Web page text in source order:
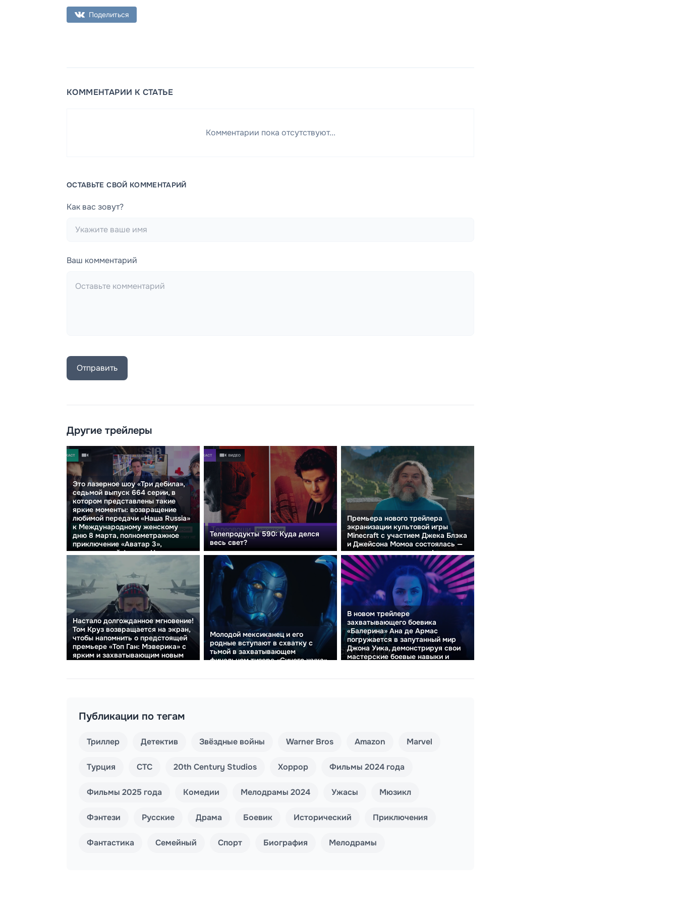
Поделиться
КОММЕНТАРИИ К СТАТЬЕ
Комментарии пока отсутствуют...
ОСТАВЬТЕ СВОЙ КОММЕНТАРИЙ
Как вас зовут?
Ваш комментарий
Отправить
Другие трейлеры
Это лазерное шоу «Три дебила»,
седьмой выпуск 664 серии, в
котором представлены такие
яркие моменты: возвращение
любимой передачи «Наша Russia»
к Международному женскому
дню 8 марта, полнометражное
приключение «Аватар 3»,
неожиданный фильм «Никому не
Телепродукты 590: Куда делся
весь свет?
Премьера нового трейлера
экранизации культовой игры
Minecraft с участием Джека Блэка
и Джейсона Момоа состоялась —
смотрите свежие кадры!
Настало долгожданное мгновение!
Том Круз возвращается на экран,
чтобы напомнить о предстоящей
премьере «Топ Ган: Мэверика» с
ярким и захватывающим новым
трейлером.
Молодой мексиканец и его
родные вступают в схватку с
тьмой в захватывающем
финальном тизере «Синего жука»
В новом трейлере
захватывающего боевика
«Балерина» Ана де Армас
погружается в запутанный мир
Джона Уика, демонстрируя свои
мастерские боевые навыки и
Публикации по тегам
Триллер Детектив Звёздные войны Warner Bros Amazon Marvel
Турция СТС 20th Century Studios Хоррор Фильмы 2024 года
Фильмы 2025 года Комедии Мелодрамы 2024 Ужасы Мюзикл
Фэнтези Русские Драма Боевик Исторический Приключения
Фантастика Семейный Спорт Биография Мелодрамы